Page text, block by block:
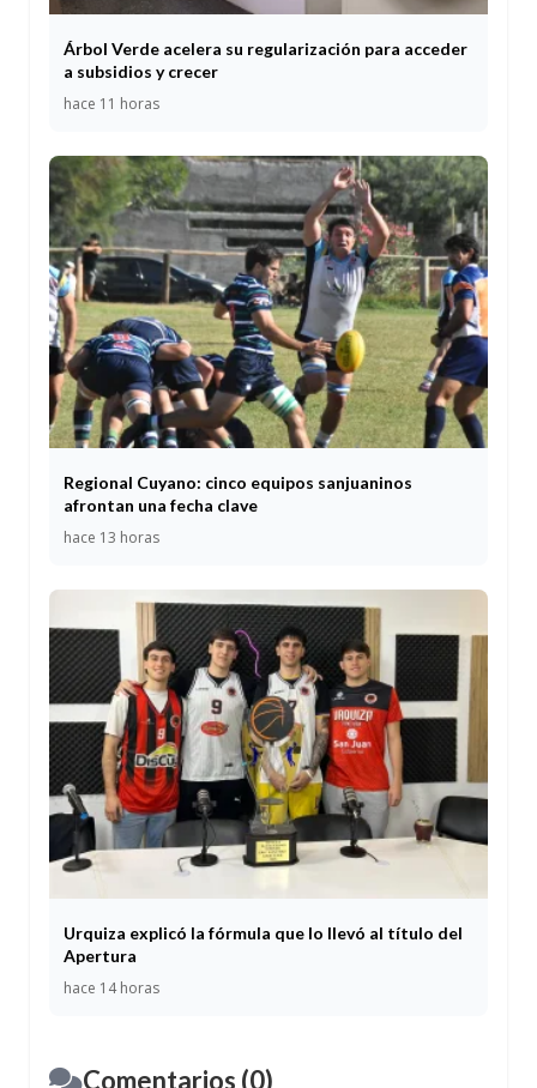
Árbol Verde acelera su regularización para acceder
a subsidios y crecer
hace 11 horas
Regional Cuyano: cinco equipos sanjuaninos
afrontan una fecha clave
hace 13 horas
Urquiza explicó la fórmula que lo llevó al título del
Apertura
hace 14 horas
Comentarios (0)